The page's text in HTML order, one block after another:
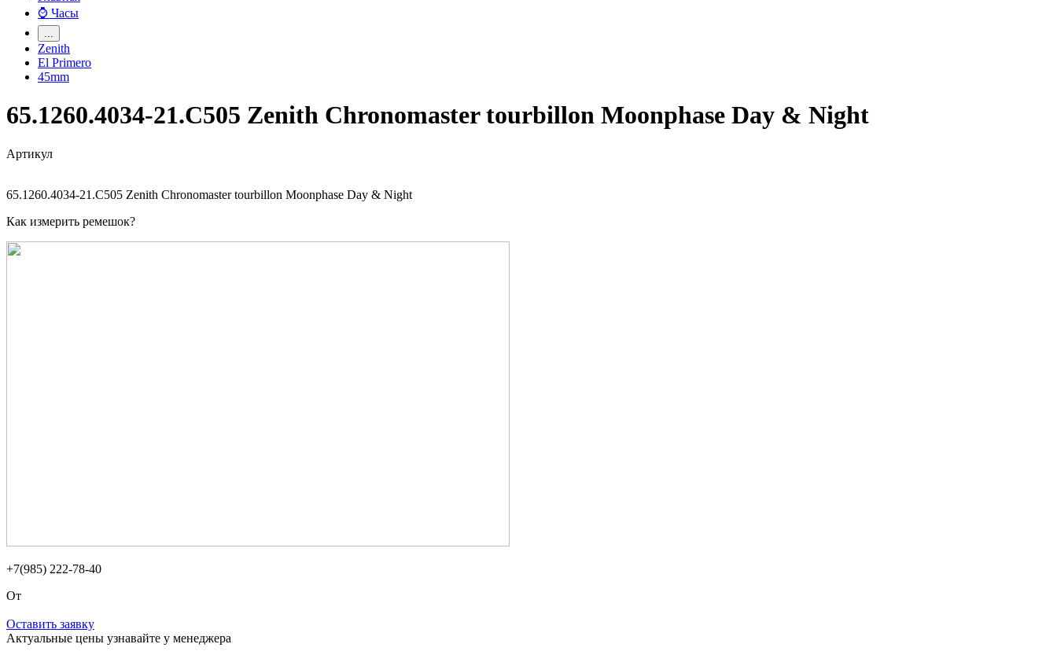
⌚ Часы
Zenith
El Primero
45mm
65.1260.4034-21.C505 Zenith Chronomaster tourbillon Moonphase Day & Night
Артикул
65.1260.4034-21.C505 Zenith Chronomaster tourbillon Moonphase Day & Night
Как измерить ремешок?
+7(985) 222-78-40
От
Оставить заявку
Актуальные цены узнавайте у менеджера